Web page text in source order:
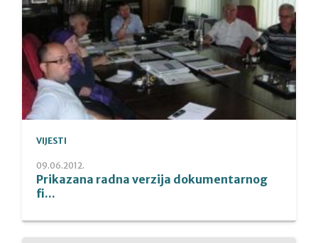
VIJESTI
09.06.2012.
Prikazana radna verzija dokumentarnog
fi...